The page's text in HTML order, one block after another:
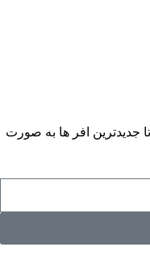
جدیدترین افر ها به‌ صورت